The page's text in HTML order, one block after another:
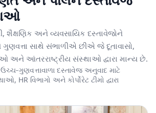
શૈક્ષણિક અને વ્યવસાયિક દસ્તાવેજોને
સાથે સંભાળીએ છીએ જે દૂતાવાસો,
અને આંતરરાષ્ટ્રીય સંસ્થાઓ દ્વારા માન્ય છે.
ગુણવત્તાવાળા દસ્તાવેજ અનુવાદ માટે
HR વિભાગો અને કોર્પોરેટ ટીમો દ્વારા